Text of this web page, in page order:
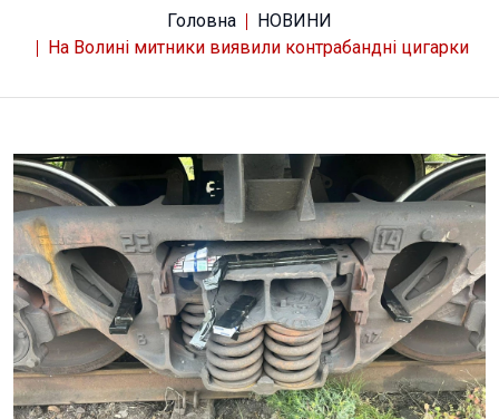
Головна
НОВИНИ
На Волині митники виявили контрабандні цигарки